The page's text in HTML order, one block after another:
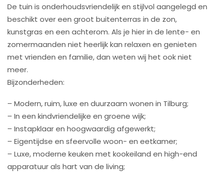
De tuin is onderhoudsvriendelijk en stijlvol aangelegd en
beschikt over een groot buitenterras in de zon,
kunstgras en een achterom. Als je hier in de lente- en
zomermaanden niet heerlijk kan relaxen en genieten
met vrienden en familie, dan weten wij het ook niet
meer.
Bijzonderheden:
– Modern, ruim, luxe en duurzaam wonen in Tilburg;
– In een kindvriendelijke en groene wijk;
– Instapklaar en hoogwaardig afgewerkt;
– Eigentijdse en sfeervolle woon- en eetkamer;
– Luxe, moderne keuken met kookeiland en high-end
apparatuur als hart van de living;